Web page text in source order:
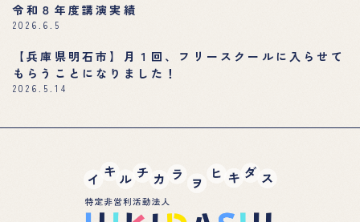
令和８年度講演実績
2026.6.5
【兵庫県明石市】月１回、フリースクールに入らせて
もらうことになりました！
2026.5.14